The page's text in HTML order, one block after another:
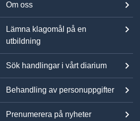
Om oss
Lämna klagomål på en
utbildning
Sök handlingar i vårt diarium
Behandling av personuppgifter
Prenumerera på nyheter